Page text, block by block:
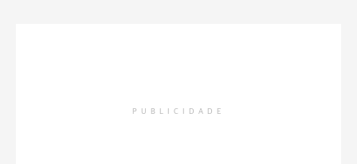
PUBLICIDADE